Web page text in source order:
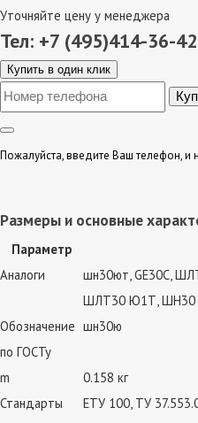
Уточняйте цену у менеджера
Тел: +7 (495)414-36-42
Купить в один клик
Пожалуйста, введите Ваш телефон,
Размеры и основные
Параметр
Аналоги
шн30ют, GE30C,
ШЛТ30 Ю1Т,
Обозначение
по ГОСТу
шн30ю
m
0.158 кг
Стандарты
ЕТУ 100, ТУ